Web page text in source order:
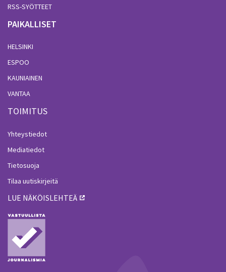
RSS-SYÖTTEET
PAIKALLISET
HELSINKI
ESPOO
KAUNIAINEN
VANTAA
TOIMITUS
Yhteystiedot
Mediatiedot
Tietosuoja
Tilaa uutiskirjeitä
LUE NÄKÖISLEHTEÄ